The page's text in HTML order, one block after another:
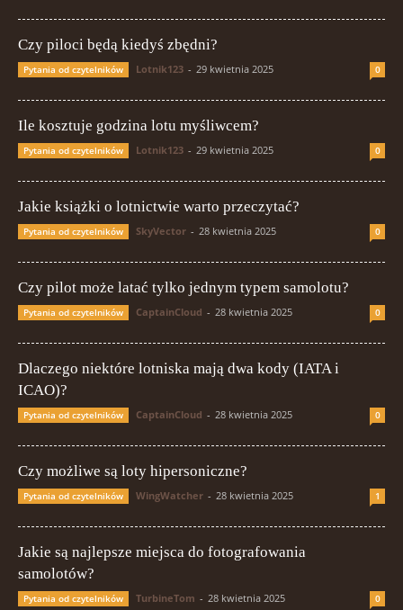
Czy piloci będą kiedyś zbędni?
Pytania od czytelników Lotnik123 - 29 kwietnia 2025 0
Ile kosztuje godzina lotu myśliwcem?
Pytania od czytelników Lotnik123 - 29 kwietnia 2025 0
Jakie książki o lotnictwie warto przeczytać?
Pytania od czytelników SkyVector - 28 kwietnia 2025 0
Czy pilot może latać tylko jednym typem samolotu?
Pytania od czytelników CaptainCloud - 28 kwietnia 2025 0
Dlaczego niektóre lotniska mają dwa kody (IATA i
ICAO)?
Pytania od czytelników CaptainCloud - 28 kwietnia 2025 0
Czy możliwe są loty hipersoniczne?
Pytania od czytelników WingWatcher - 28 kwietnia 2025 1
Jakie są najlepsze miejsca do fotografowania
samolotów?
Pytania od czytelników TurbineTom - 28 kwietnia 2025 0